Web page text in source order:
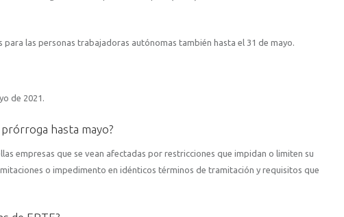
las personas trabajadoras autónomas también hasta el 31 de mayo.
de 2021.
hasta mayo?
empresas que se vean afectadas por restricciones que impidan o limiten su
o impedimento en idénticos términos de tramitación y requisitos que